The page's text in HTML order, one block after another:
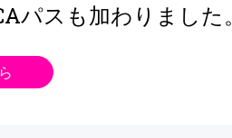
パスも加わりました。